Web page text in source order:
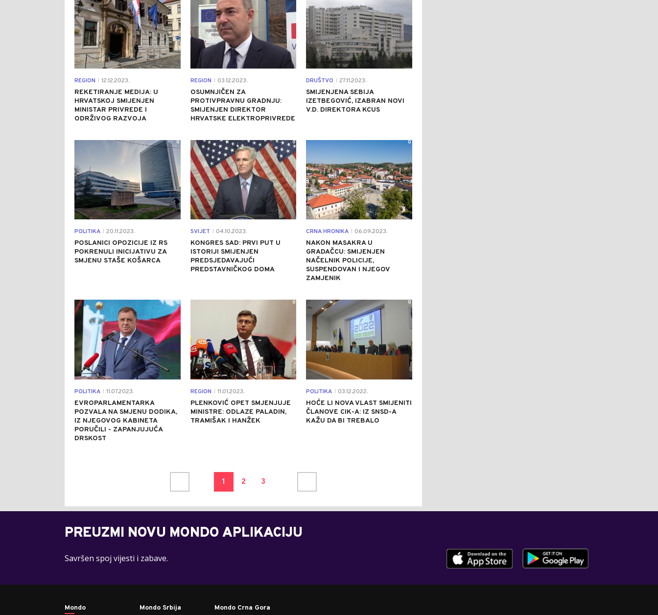
REGION 12.12.2023.
REKETIRANJE MEDIJA: U
HRVATSKOJ SMIJENJEN
MINISTAR PRIVREDE I
ODRŽIVOG RAZVOJA
REGION 03.12.2023.
OSUMNJIČEN ZA
PROTIVPRAVNU GRADNJU:
SMIJENJEN DIREKTOR
HRVATSKE ELEKTROPRIVREDE
DRUŠTVO 27.11.2023.
SMIJENJENA SEBIJA
IZETBEGOVIĆ, IZABRAN NOVI
V.D. DIREKTORA KCUS
POLITIKA 20.11.2023.
POSLANICI OPOZICIJE IZ RS
POKRENULI INICIJATIVU ZA
SMJENU STAŠE KOŠARCA
0
SVIJET 04.10.2023.
KONGRES SAD: PRVI PUT U
ISTORIJI SMIJENJEN
PREDSJEDAVAJUĆI
PREDSTAVNIČKOG DOMA
0
CRNA HRONIKA 06.09.2023.
NAKON MASAKRA U
GRADAČCU: SMIJENJEN
NAČELNIK POLICIJE,
SUSPENDOVAN I NJEGOV
ZAMJENIK
0
POLITIKA 11.07.2023.
EVROPARLAMENTARKA
POZVALA NA SMJENU DODIKA,
IZ NJEGOVOG KABINETA
PORUČILI - ZAPANJUJUĆA
DRSKOST
0
REGION 11.01.2023.
PLENKOVIĆ OPET SMJENJUJE
MINISTRE: ODLAZE PALADIN,
TRAMIŠAK I HANŽEK
0
POLITIKA 03.12.2022.
HOĆE LI NOVA VLAST SMIJENITI
ČLANOVE CIK-A: IZ SNSD-A
KAŽU DA BI TREBALO
0
1 2 3
PREUZMI NOVU MONDO APLIKACIJU
Savršen spoj vijesti i zabave.
Mondo Mondo Srbija Mondo Crna Gora